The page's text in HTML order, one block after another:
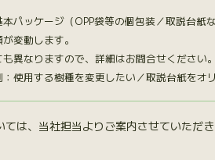
パッケージ（OPP袋等の個包装／取説台紙
変動します。
異なりますので、詳細はお問合せください。
使用する樹種を変更したい／取説台紙をオ
は、当社担当よりご案内させていただ